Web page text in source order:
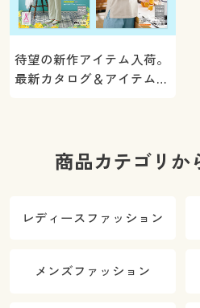
待望の新作アイテム入荷。
最新カタログ＆アイテムを
商品カテゴリか
レディースファッション
メンズファッション